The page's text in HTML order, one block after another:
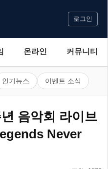
로그인
온라인 커뮤니티
인기뉴스 이벤트 소식
음악회 라이브
Never